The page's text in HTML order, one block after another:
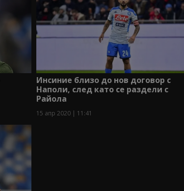
Инсиние близо до нов договор с
Наполи, след като се раздели с
Райола
15 апр 2020 | 11:41